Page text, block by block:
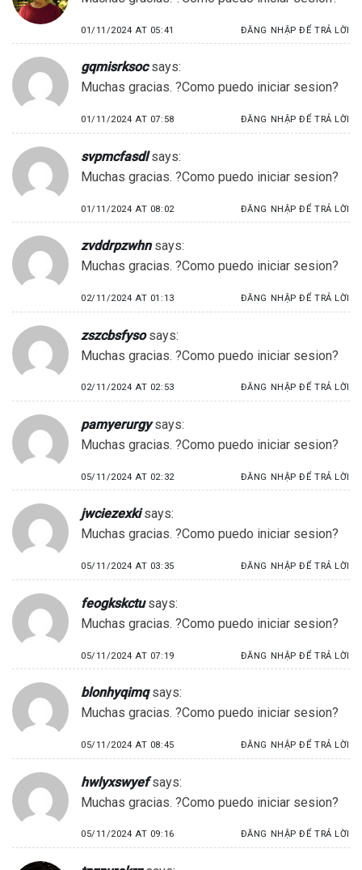
01/11/2024 AT 05:41 ĐĂNG NHẬP ĐỂ TRẢ LỜI
gqmisrksoc says:
Muchas gracias. ?Como puedo iniciar sesion?
01/11/2024 AT 07:58 ĐĂNG NHẬP ĐỂ TRẢ LỜI
svpmcfasdl says:
Muchas gracias. ?Como puedo iniciar sesion?
01/11/2024 AT 08:02 ĐĂNG NHẬP ĐỂ TRẢ LỜI
zvddrpzwhn says:
Muchas gracias. ?Como puedo iniciar sesion?
02/11/2024 AT 01:13 ĐĂNG NHẬP ĐỂ TRẢ LỜI
zszcbsfyso says:
Muchas gracias. ?Como puedo iniciar sesion?
02/11/2024 AT 02:53 ĐĂNG NHẬP ĐỂ TRẢ LỜI
pamyerurgy says:
Muchas gracias. ?Como puedo iniciar sesion?
05/11/2024 AT 02:32 ĐĂNG NHẬP ĐỂ TRẢ LỜI
jwciezexki says:
Muchas gracias. ?Como puedo iniciar sesion?
05/11/2024 AT 03:35 ĐĂNG NHẬP ĐỂ TRẢ LỜI
feogkskctu says:
Muchas gracias. ?Como puedo iniciar sesion?
05/11/2024 AT 07:19 ĐĂNG NHẬP ĐỂ TRẢ LỜI
blonhyqimq says:
Muchas gracias. ?Como puedo iniciar sesion?
05/11/2024 AT 08:45 ĐĂNG NHẬP ĐỂ TRẢ LỜI
hwlyxswyef says:
Muchas gracias. ?Como puedo iniciar sesion?
05/11/2024 AT 09:16 ĐĂNG NHẬP ĐỂ TRẢ LỜI